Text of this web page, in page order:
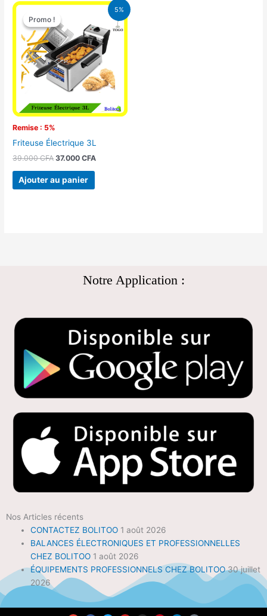
5%
Promo !
Remise : 5%
Promo !
Friteuse Électrique 3L
39.000CFA
Le
initial
était :
39.000 CFA.
37.000CFA
Le
prix
actuel
est :
37.000 CFA.
Ajouter au panier
Notre Application :
Nos Articles récents
CONTACTEZ BOLITOO 1 août 2026
BALANCES ÉLECTRONIQUES ET PROFESSIONNELLES
CHEZ BOLITOO 1 août 2026
ÉQUIPEMENTS PROFESSIONNELS CHEZ BOLITOO 30 juillet
2026